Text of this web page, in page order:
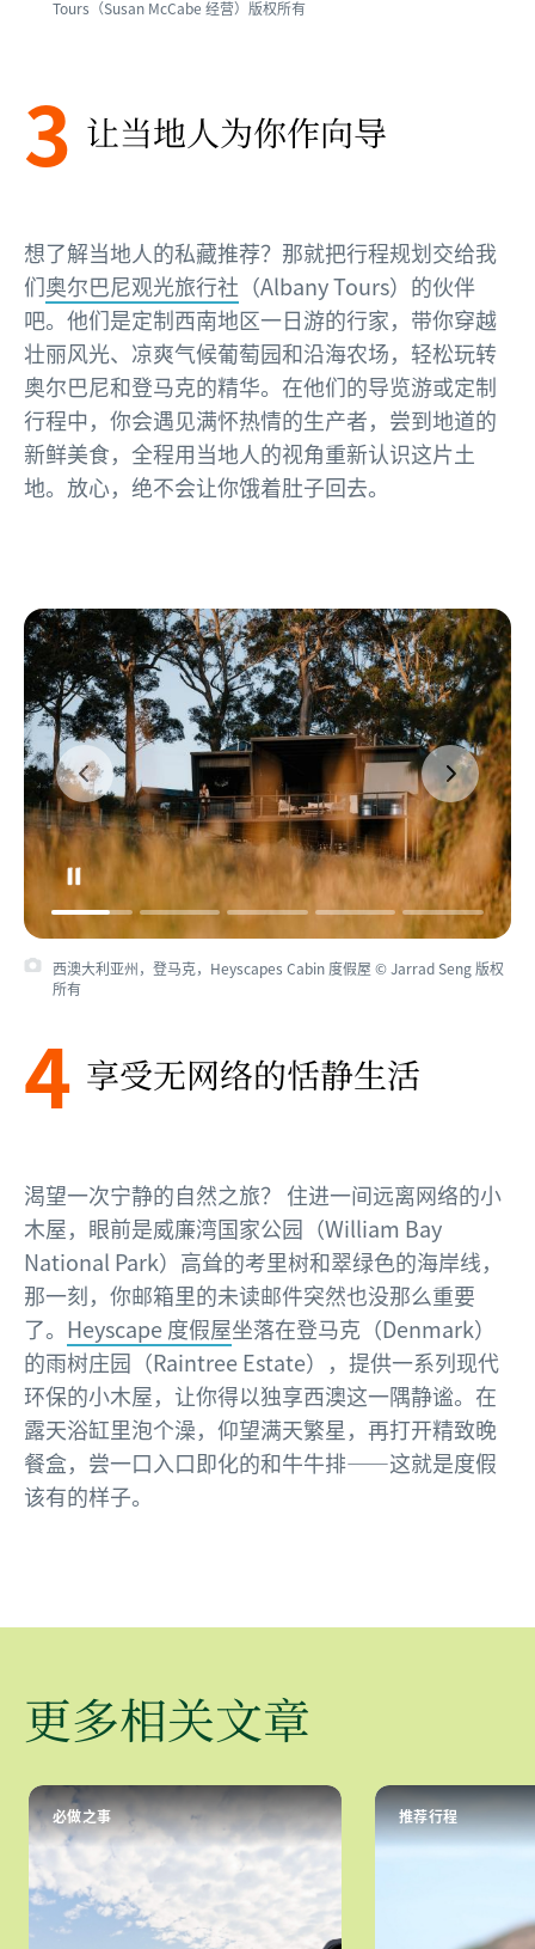
Tours（Susan McCabe 经营）版权所有
3 让当地人为你作向导
想了解当地人的私藏推荐？那就把行程规划交给我
们奥尔巴尼观光旅行社 （Albany Tours）的伙伴
吧。他们是定制西南地区一日游的行家，带你穿越
壮丽风光、凉爽气候葡萄园和沿海农场，轻松玩转
奥尔巴尼和登马克的精华。在他们的导览游或定制
行程中，你会遇见满怀热情的生产者，尝到地道的
新鲜美食，全程用当地人的视角重新认识这片土
地。放心，绝不会让你饿着肚子回去。
西澳大利亚州，登马克，Heyscapes Cabin 度假屋 © Jarrad Seng 版权
所有
4 享受无网络的恬静生活
渴望一次宁静的自然之旅？ 住进一间远离网络的小
木屋，眼前是威廉湾国家公园（William Bay
National Park）高耸的考里树和翠绿色的海岸线，
那一刻，你邮箱里的未读邮件突然也没那么重要
了。 Heyscape 度假屋坐落在登马克（Denmark）
的雨树庄园（Raintree Estate），提供一系列现代
环保的小木屋，让你得以独享西澳这一隅静谧。在
露天浴缸里泡个澡，仰望满天繁星，再打开精致晚
餐盒，尝一口入口即化的和牛牛排——这就是度假
该有的样子。
更多相关文章
必做之事 推荐行程